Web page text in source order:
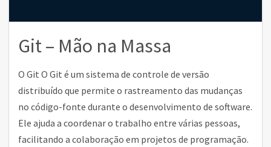
Git – Mão na Massa
O Git O Git é um sistema de controle de versão
distribuído que permite o rastreamento das mudanças
no código-fonte durante o desenvolvimento de software.
Ele ajuda a coordenar o trabalho entre várias pessoas,
facilitando a colaboração em projetos de programação.